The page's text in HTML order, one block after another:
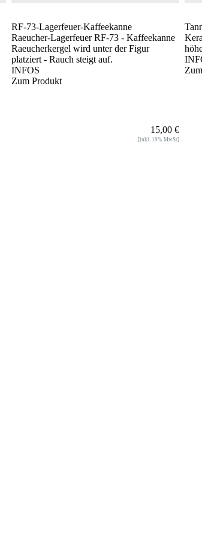
15,00 €
[inkl. 19% MwSt]
RF-73-Lagerfeuer-Kaffeekanne
Raeucher-Lagerfeuer RF-73 - Kaffeekanne
Raeucherkergel wird unter der Figur
platziert - Rauch steigt auf.
INFOS
Zum Produkt